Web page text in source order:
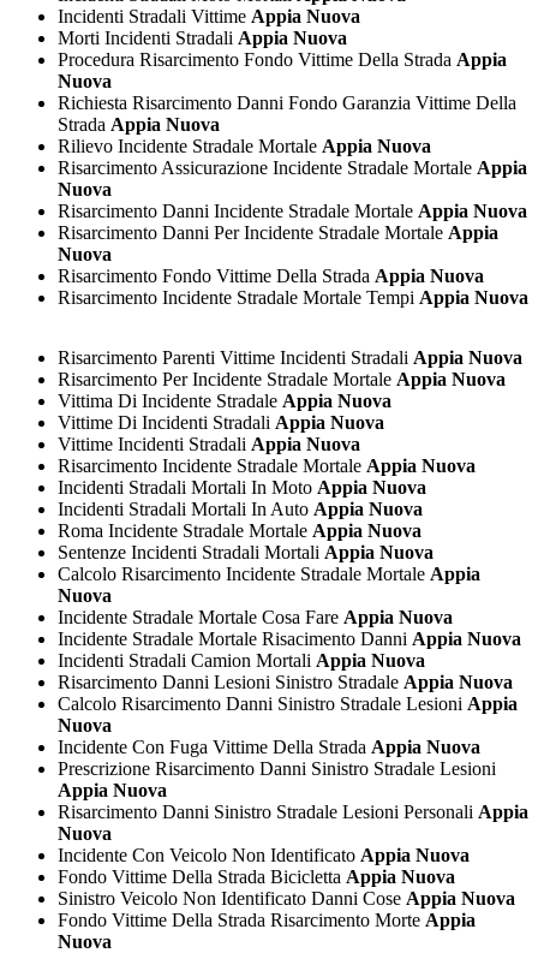
Incidenti Stradali Vittime Appia Nuova
Morti Incidenti Stradali Appia Nuova
Procedura Risarcimento Fondo Vittime Della Strada Appia
Nuova
Richiesta Risarcimento Danni Fondo Garanzia Vittime Della
Strada Appia Nuova
Rilievo Incidente Stradale Mortale Appia Nuova
Risarcimento Assicurazione Incidente Stradale Mortale Appia
Nuova
Risarcimento Danni Incidente Stradale Mortale Appia Nuova
Risarcimento Danni Per Incidente Stradale Mortale Appia
Nuova
Risarcimento Fondo Vittime Della Strada Appia Nuova
Risarcimento Incidente Stradale Mortale Tempi Appia Nuova
Risarcimento Parenti Vittime Incidenti Stradali Appia Nuova
Risarcimento Per Incidente Stradale Mortale Appia Nuova
Vittima Di Incidente Stradale Appia Nuova
Vittime Di Incidenti Stradali Appia Nuova
Vittime Incidenti Stradali Appia Nuova
Risarcimento Incidente Stradale Mortale Appia Nuova
Incidenti Stradali Mortali In Moto Appia Nuova
Incidenti Stradali Mortali In Auto Appia Nuova
Roma Incidente Stradale Mortale Appia Nuova
Sentenze Incidenti Stradali Mortali Appia Nuova
Calcolo Risarcimento Incidente Stradale Mortale Appia
Nuova
Incidente Stradale Mortale Cosa Fare Appia Nuova
Incidente Stradale Mortale Risacimento Danni Appia Nuova
Incidenti Stradali Camion Mortali Appia Nuova
Risarcimento Danni Lesioni Sinistro Stradale Appia Nuova
Calcolo Risarcimento Danni Sinistro Stradale Lesioni Appia
Nuova
Incidente Con Fuga Vittime Della Strada Appia Nuova
Prescrizione Risarcimento Danni Sinistro Stradale Lesioni
Appia Nuova
Risarcimento Danni Sinistro Stradale Lesioni Personali Appia
Nuova
Incidente Con Veicolo Non Identificato Appia Nuova
Fondo Vittime Della Strada Bicicletta Appia Nuova
Sinistro Veicolo Non Identificato Danni Cose Appia Nuova
Fondo Vittime Della Strada Risarcimento Morte Appia
Nuova